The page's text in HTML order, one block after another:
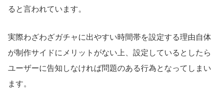
ると言われています。
実際わざわざガチャに出やすい時間帯を設定する理由自体
が制作サイドにメリットがない上、設定しているとしたら
ユーザーに告知しなければ問題のある行為となってしまい
ます。